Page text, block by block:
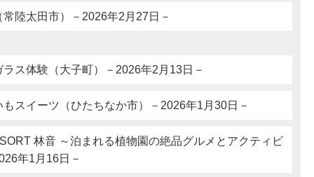
陸太田市）－2026年2月27日－
ス体験（大子町）－2026年2月13日－
スイーツ（ひたちなか市）－2026年1月30日－
林音 ～泊まれる植物園の絶品グルメとアクティビ
年1月16日－